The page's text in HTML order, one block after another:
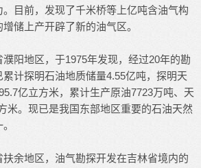
。目前，发现了千米桥等上亿吨含油气构
储上产开辟了新的油气区。
地区，于1975年发现，经过20年的勘
计探明石油地质储量4.55亿吨，探明天
亿立方米，累计生产原油7723万吨、天
米。现已是我国东部地区重要的石油天然
地区，油气勘探开发在吉林省境内的